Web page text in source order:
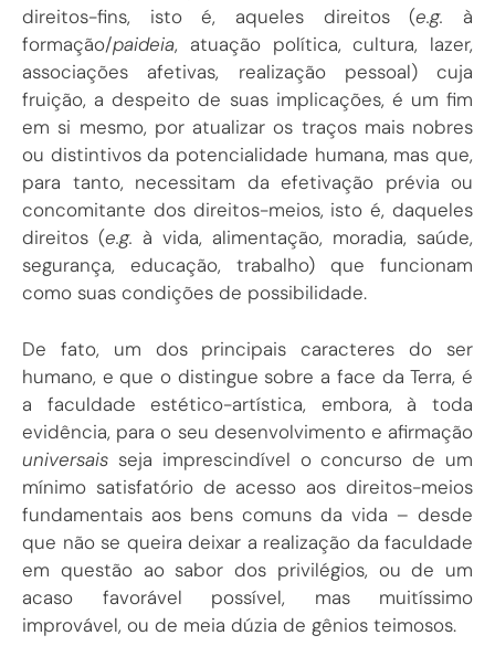
direitos-fins, isto é, aqueles direitos (e.g.à
formação/paideia, atuação política, cultura, lazer,
associações afetivas, realização pessoal) cuja
fruição, a despeito de suas implicações, é um fim
em si mesmo, por atualizar os traços mais nobres
ou distintivos da potencialidade humana, mas que,
para tanto, necessitam da efetivação prévia ou
concomitante dos direitos-meios, isto é, daqueles
direitos (e.g. à vida, alimentação, moradia, saúde,
segurança, educação, trabalho) que funcionam
como suas condições de possibilidade.
De fato, um dos principais caracteres do ser
humano, e que o distingue sobre a face da Terra, é
a faculdade estético-artística, embora, à toda
evidência, para o seu desenvolvimento e afirmação
universais seja imprescindível o concurso de um
mínimo satisfatório de acesso aos direitos-meios
fundamentais aos bens comuns da vida – desde
que não se queira deixar a realização da faculdade
em questão ao sabor dos privilégios, ou de um
acaso favorável possível, mas muitíssimo
improvável, ou de meia dúzia de gênios teimosos.